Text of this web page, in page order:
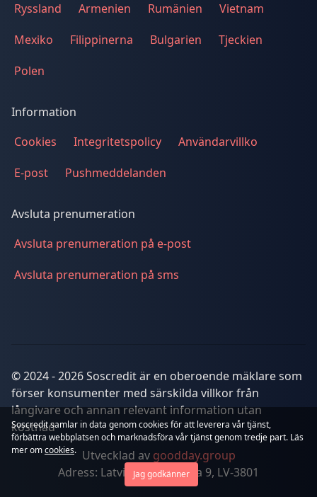
Ryssland
Armenien Rumänien
Vietnam
Mexiko
Filippinerna Bulgarien
Tjeckien
Polen
Information
Cookies
Integritetspolicy
Användarvillko
E-post
Pushmeddelanden
Avsluta prenumeration
Avsluta prenumeration på e-post
Avsluta prenumeration på sms
© 2024 - 2026 Soscredit är en oberoende mäklare som
förser konsumenter med särskilda villkor från
långivare och annan relevant information utan
kostnad
Utvecklad av goodday.group
Adress: Latvia, Saldus, Liela 9, LV-3801
Soscredit samlar in data genom cookies för att leverera vår tjänst,
förbättra webbplatsen och marknadsföra vår tjänst genom tredje part. Läs
mer omcookies.
Jag godkänner